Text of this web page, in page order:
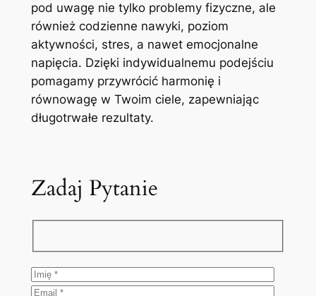
pod uwagę nie tylko problemy fizyczne, ale
również codzienne nawyki, poziom
aktywności, stres, a nawet emocjonalne
napięcia. Dzięki indywidualnemu podejściu
pomagamy przywrócić harmonię i
równowagę w Twoim ciele, zapewniając
długotrwałe rezultaty.
Zadaj Pytanie